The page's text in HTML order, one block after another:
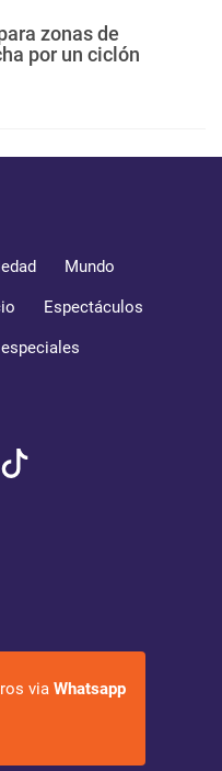
zonas de
por un ciclón
Mundo
Espectáculos
via Whatsapp